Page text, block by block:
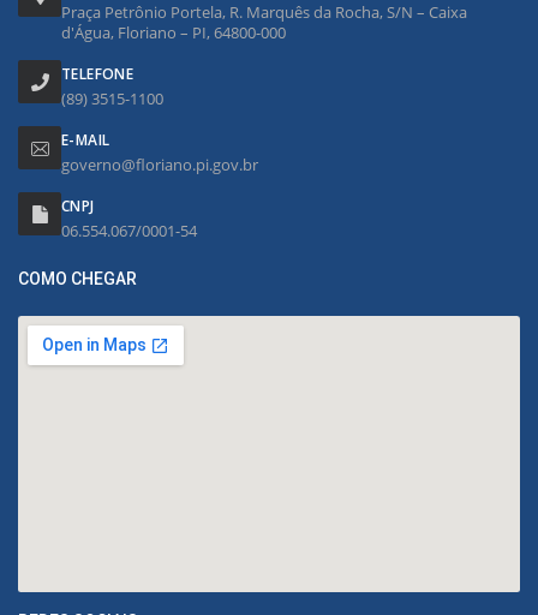
Praça Petrônio Portela, R. Marquês da Rocha, S/N – Caixa
d'Água, Floriano – PI, 64800-000
TELEFONE
(89) 3515-1100
E-MAIL
governo@floriano.pi.gov.br
CNPJ
06.554.067/0001-54
COMO CHEGAR